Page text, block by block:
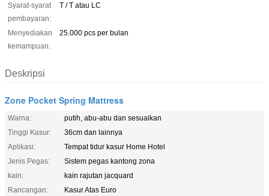
Syarat-syarat
pembayaran:
T / T atau LC
Menyediakan
kemampuan:
25.000 pcs per bulan
Deskripsi
Zone Pocket Spring Mattress
Warna:
putih, abu-abu dan sesuaikan
Tinggi Kasur:
36cm dan lainnya
Aplikasi:
Tempat tidur kasur Home Hotel
Jenis Pegas:
Sistem pegas kantong zona
kain:
kain rajutan jacquard
Rancangan:
Kasur Atas Euro